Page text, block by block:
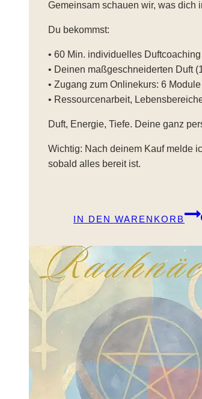
Gemeinsam schauen wir, was dich
Du bekommst:
•⁠ ⁠60 Min. individuelles
•⁠ ⁠Deinen maßgeschneiderten Duft
•⁠ ⁠Zugang zum Onlinekurs: 6
•⁠ ⁠Ressourcenarbeit,
Duft, Energie, Tiefe. Deine ganz
Wichtig: Nach deinem Kauf melde
sobald alles bereit ist.
IN DEN WARENKORB